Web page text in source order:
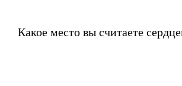
Какое место вы считаете